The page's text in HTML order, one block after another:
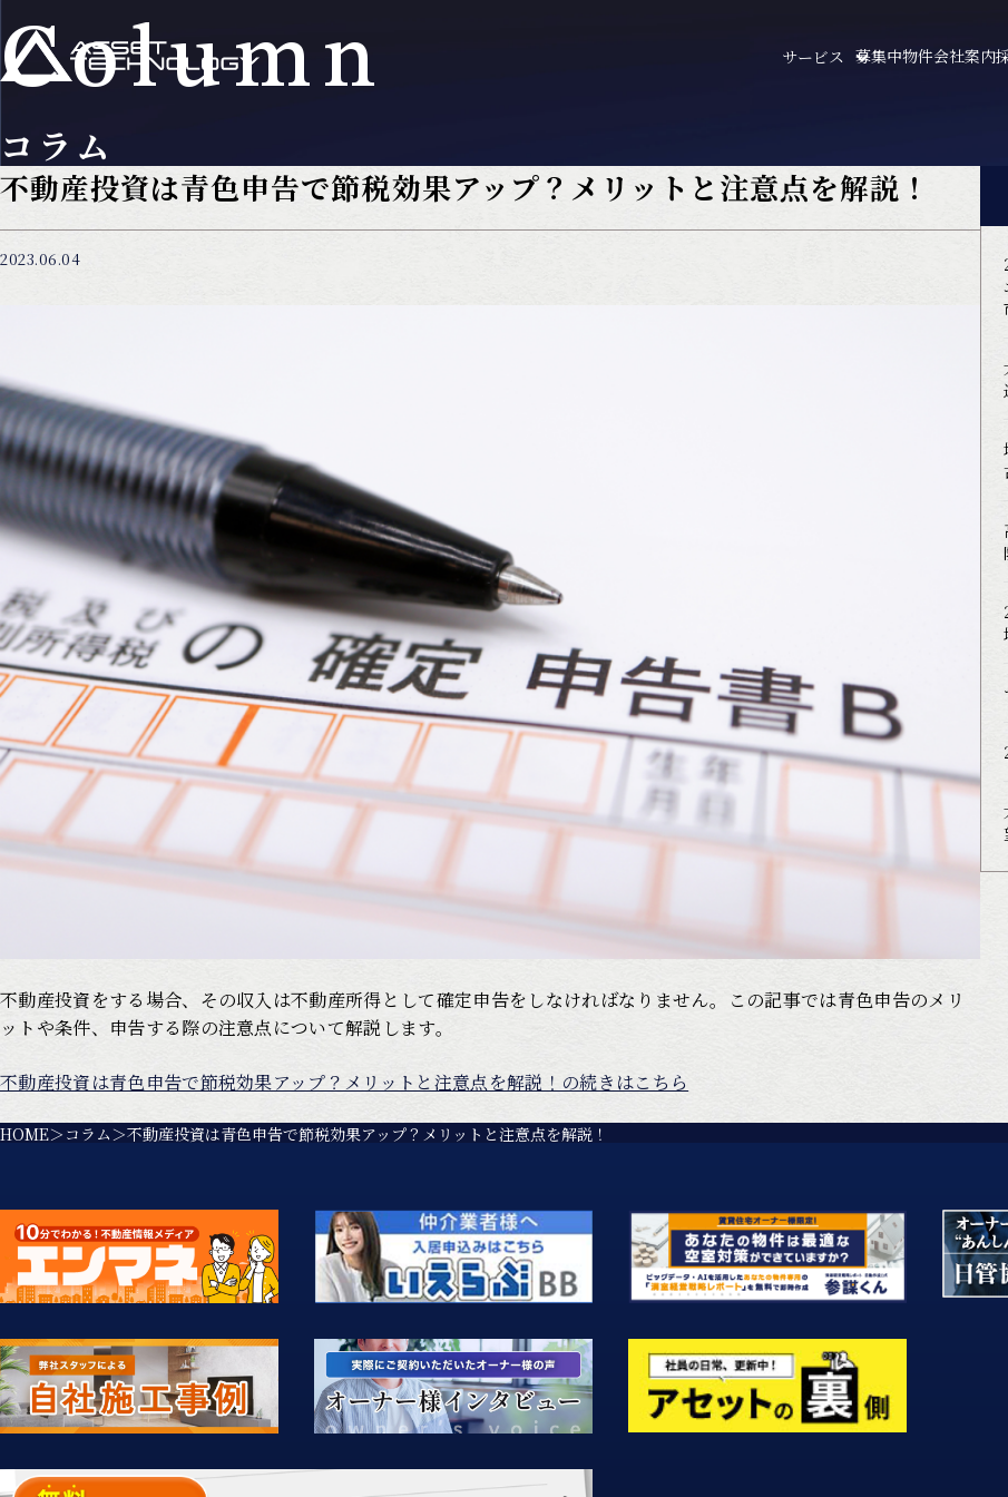
サービス 募集中物件会社案内
Column
コラム
不動産投資は青色申告で節税効果アップ？メリットと注意点を解説！
2023.06.04
不動産投資をする場合、その収入は不動産所得として確定申告をしなければなりません。この記事では青色申告のメリ
ットや条件、申告する際の注意点について解説します。
不動産投資は青色申告で節税効果アップ？メリットと注意点を解説！の続きはこちら
HOME コラム 不動産投資は青色申告で節税効果アップ？メリットと注意点を解説！